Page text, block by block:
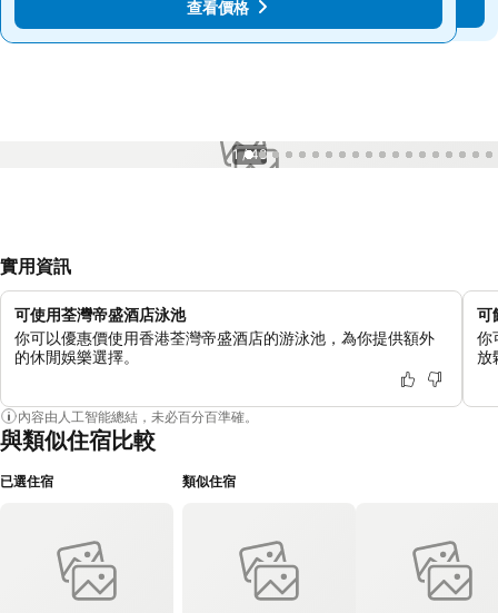
查看價格
查看價格
1 / 48
實用資訊
可使用荃灣帝盛酒店泳池
你可以優惠價使用香港荃灣帝盛酒店的游泳池，為你提供額外
的休閒娛樂選擇。
可
你
放
內容由人工智能總結，未必百分百準確。
與類似住宿比較
已選住宿 類似住宿